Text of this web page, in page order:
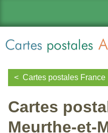
Région
Cartes postales France
Cartes
Meurthe-et-